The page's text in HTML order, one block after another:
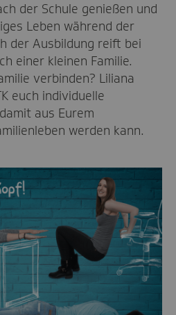
der Schule genießen und
Leben während der
der Ausbildung reift bei
einer kleinen Familie.
verbinden? Liliana
euch individuelle
aus Eurem
werden kann.